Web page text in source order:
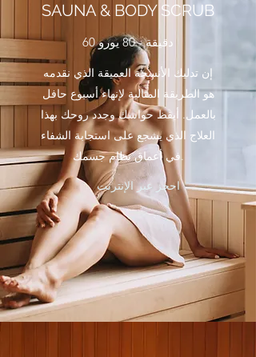
SAUNA & BODY SCRUB
60 دقيقة - 80 يورو
إن تدليك الأنسجة العميقة الذي نقدمه
هو الطريقة المثالية لإنهاء أسبوع حافل
بالعمل. أيقظ حواسك وجدد روحك بهذا
العلاج الذي يشجع على استجابة الشفاء
في أعماق نظام جسمك.
احجز عبر الإنترنت